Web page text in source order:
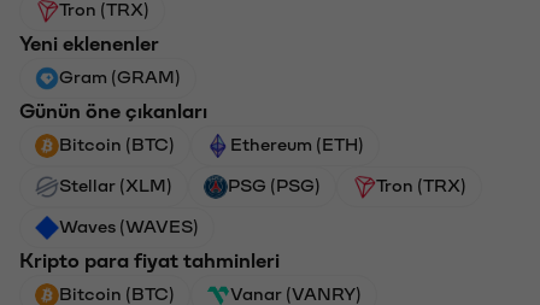
Tron (TRX)
Yeni eklenenler
Gram (GRAM)
Günün öne çıkanları
Bitcoin (BTC) Ethereum (ETH)
Stellar (XLM) PSG (PSG) Tron (TRX)
Waves (WAVES)
Kripto para fiyat tahminleri
Bitcoin (BTC) Vanar (VANRY)